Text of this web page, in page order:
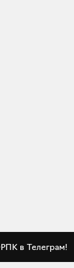
в Телеграм!